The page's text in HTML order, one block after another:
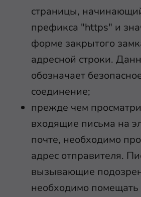
страницы,
префикса "https" и
форме закрытого
адресной строки.
обозначает
соединение;
прежде чем
входящие письма на
почте, необходимо
адрес отправителя.
вызывающие
необходимо помещать